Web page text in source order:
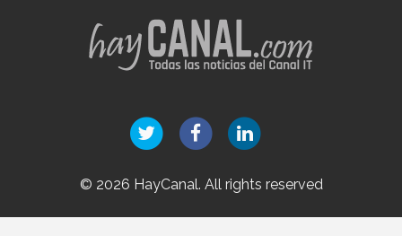
© 2026 HayCanal. All rights reserved